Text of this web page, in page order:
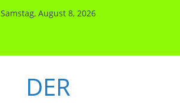
Samstag, August 8, 2026
DER